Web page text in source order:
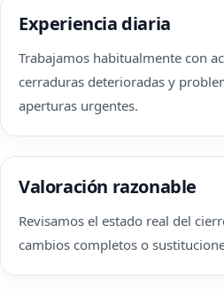
Experiencia diaria
Trabajamos habitualmente con
cerraduras deterioradas y
aperturas urgentes.
Valoración razonable
Revisamos el estado real del
cambios completos o